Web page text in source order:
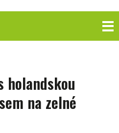
holandskou
na zelné